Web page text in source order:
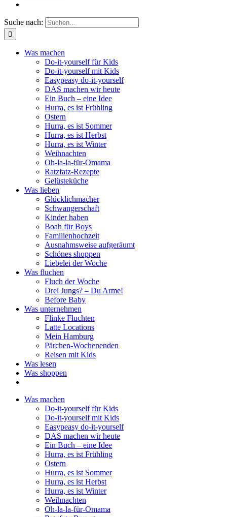
Suche nach:
Was machen
Do-it-yourself für Kids
Do-it-yourself mit Kids
Easypeasy do-it-yourself
DAS machen wir heute
Ein Buch – eine Idee
Hurra, es ist Frühling
Ostern
Hurra, es ist Sommer
Hurra, es ist Herbst
Hurra, es ist Winter
Weihnachten
Oh-la-la-für-Omama
Ratzfatz-Rezepte
Gelüsteküche
Was lieben
Glücklichmacher
Schwangerschaft
Kinder haben
Boah für Boys
Familienhochzeit
Ausnahmsweise aufgeräumt
Schönes shoppen
Liebelei der Woche
Was fluchen
Fluch der Woche
Drei Jungs? – Du Arme!
Before Baby
Was unternehmen
Flinke Fluchten
Latte Locations
Mein Hamburg
Pärchen-Wochenenden
Reisen mit Kids
Was lesen
Was shoppen
Was machen
Do-it-yourself für Kids
Do-it-yourself mit Kids
Easypeasy do-it-yourself
DAS machen wir heute
Ein Buch – eine Idee
Hurra, es ist Frühling
Ostern
Hurra, es ist Sommer
Hurra, es ist Herbst
Hurra, es ist Winter
Weihnachten
Oh-la-la-für-Omama